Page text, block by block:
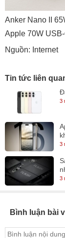
Anker Nano II
Apple 70W
Nguồn: Internet
Tin tức liên
3
3
3
Bình luận bài